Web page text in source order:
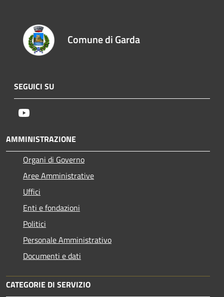
Comune di Garda
SEGUICI SU
AMMINISTRAZIONE
Organi di Governo
Aree Amministrative
Uffici
Enti e fondazioni
Politici
Personale Amministrativo
Documenti e dati
CATEGORIE DI SERVIZIO